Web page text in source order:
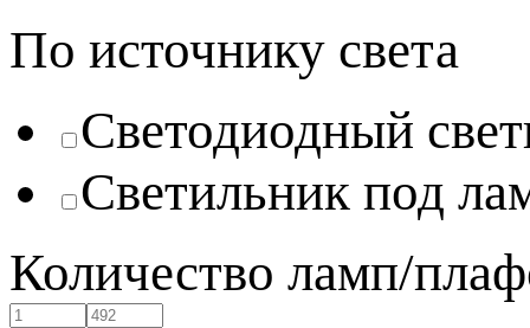
По источнику света
Светодиодный
Светильник под
Количество ламп/